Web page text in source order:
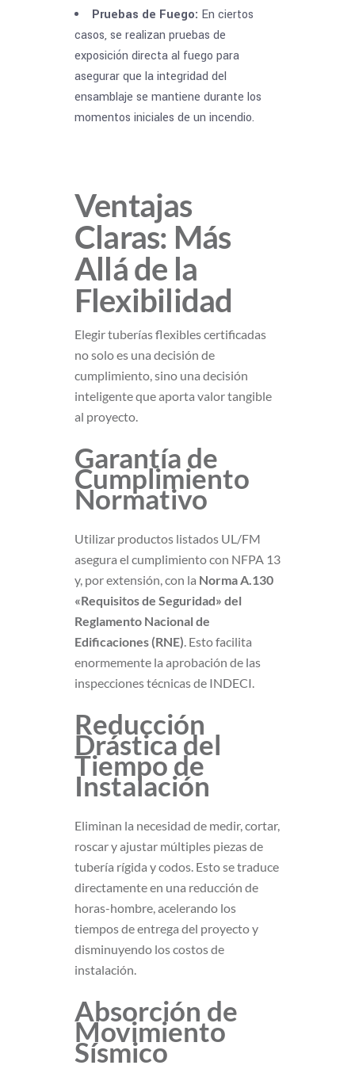
Pruebas de Fuego: En ciertos
casos, se realizan pruebas de
exposición directa al fuego para
asegurar que la integridad del
ensamblaje se mantiene durante los
momentos iniciales de un incendio.
Ventajas
Claras: Más
Allá de la
Flexibilidad
Elegir tuberías flexibles certificadas
no solo es una decisión de
cumplimiento, sino una decisión
inteligente que aporta valor tangible
al proyecto.
Garantía de
Cumplimiento
Normativo
Utilizar productos listados UL/FM
asegura el cumplimiento con NFPA 13
y, por extensión, con la Norma A.130
«Requisitos de Seguridad» del
Reglamento Nacional de
Edificaciones (RNE). Esto facilita
enormemente la aprobación de las
inspecciones técnicas de INDECI.
Reducción
Drástica del
Tiempo de
Instalación
Eliminan la necesidad de medir, cortar,
roscar y ajustar múltiples piezas de
tubería rígida y codos. Esto se traduce
directamente en una reducción de
horas-hombre, acelerando los
tiempos de entrega del proyecto y
disminuyendo los costos de
instalación.
Absorción de
Movimiento
Sísmico